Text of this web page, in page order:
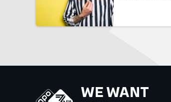
WE WANT